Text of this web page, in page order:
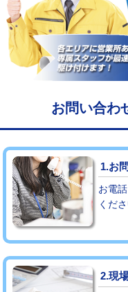
給水管工事※（ライニ
管・ポリ管・HT管使用/3
マス交換（土の掘削・
マス交換（深さ50㎝未
マス交換（深さ50㎝以
コンクリート斫り（厚
コンクリート斫り（厚さ
モルタル補修（厚さ10
モルタル補修（厚さ10㎝
追加人工
廃棄・処分
お問い合わ
1.お
お電
くださ
2.現